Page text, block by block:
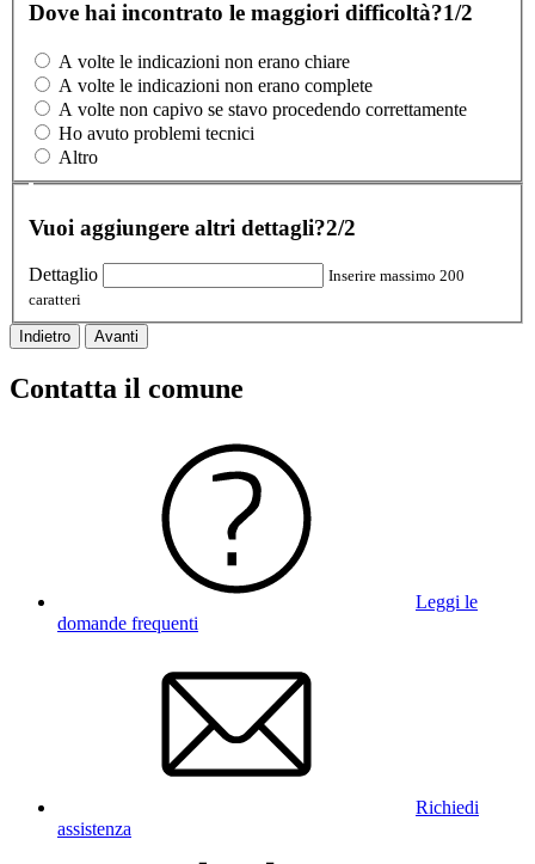
Dove hai incontrato le maggiori difficoltà?1/2
A volte le indicazioni non erano chiare
A volte le indicazioni non erano complete
A volte non capivo se stavo procedendo correttamente
Ho avuto problemi tecnici
Altro
Vuoi aggiungere altri dettagli?2/2
Dettaglio
Inserire massimo 200
caratteri
Indietro Avanti
Contatta il comune
Leggi le
domande frequenti
Richiedi
assistenza